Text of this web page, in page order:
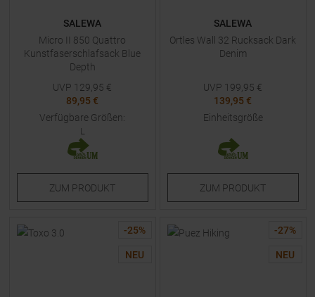
SALEWA
Micro II 850 Quattro
Kunstfaserschlafsack Blue
Depth
UVP 129,95 €
89,95 €
Verfügbare Größen:
L
ZUM PRODUKT
SALEWA
Ortles Wall 32 Rucksack Dark
Denim
UVP 199,95 €
139,95 €
Einheitsgröße
ZUM PRODUKT
-25%
NEU
-27%
NEU